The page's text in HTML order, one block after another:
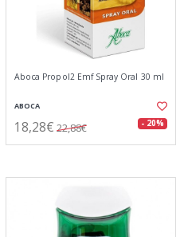
Aboca Propol2 Emf Spray Oral 30 ml
ABOCA
18,28€ 22,88€ - 20%